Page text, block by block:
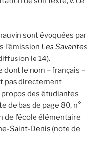
sont évoquées par
l’émission Les Savantes
le 14).
dont le nom – français –
pas directement
des étudiantes
de bas de page 80, n°
l’école élémentaire
Saint-Denis (note de